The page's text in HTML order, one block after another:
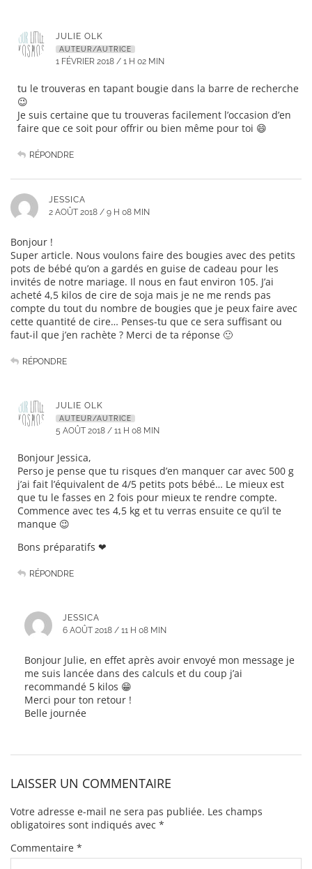
JULIE OLK
AUTEUR/AUTRICE
1 FÉVRIER 2018 / 1 H 02 MIN
tu le trouveras en tapant bougie dans la barre de recherche
😉
Je suis certaine que tu trouveras facilement l’occasion d’en
faire que ce soit pour offrir ou bien même pour toi 😄
RÉPONDRE
JESSICA
2 AOÛT 2018 / 9 H 08 MIN
Bonjour !
Super article. Nous voulons faire des bougies avec des petits
pots de bébé qu’on a gardés en guise de cadeau pour les
invités de notre mariage. Il nous en faut environ 105. J’ai
acheté 4,5 kilos de cire de soja mais je ne me rends pas
compte du tout du nombre de bougies que je peux faire avec
cette quantité de cire… Penses-tu que ce sera suffisant ou
faut-il que j’en rachète ? Merci de ta réponse 🙂
RÉPONDRE
JULIE OLK
AUTEUR/AUTRICE
5 AOÛT 2018 / 11 H 08 MIN
Bonjour Jessica,
Perso je pense que tu risques d’en manquer car avec 500 g
j’ai fait l’équivalent de 4/5 petits pots bébé… Le mieux est
que tu le fasses en 2 fois pour mieux te rendre compte.
Commence avec tes 4,5 kg et tu verras ensuite ce qu’il te
manque 😉
Bons préparatifs ❤
RÉPONDRE
JESSICA
6 AOÛT 2018 / 11 H 08 MIN
Bonjour Julie, en effet après avoir envoyé mon message je
me suis lancée dans des calculs et du coup j’ai
recommandé 5 kilos 😁
Merci pour ton retour !
Belle journée
LAISSER UN COMMENTAIRE
Votre adresse e-mail ne sera pas publiée. Les champs
obligatoires sont indiqués avec *
Commentaire *